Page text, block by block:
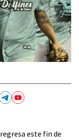
regresa este fin de